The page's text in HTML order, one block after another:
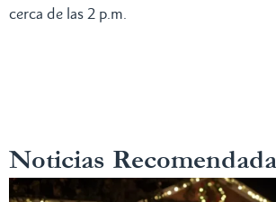
cerca de las 2 p.m.
Noticias